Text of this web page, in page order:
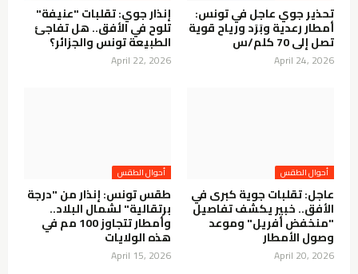
تحذير جوي عاجل في تونس:
أمطار رعدية وبَرَد ورياح قوية
تصل إلى 70 كلم/س
April 24, 2026
إنذار جوي: تقلبات "عنيفة"
تلوح في الأفق.. هل تفاجئ
الطبيعة تونس والجزائر؟
April 22, 2026
عاجل: تقلبات جوية كبرى في
الأفق.. خبير يكشف تفاصيل
"منخفض أفريل" وموعد
وصول الأمطار
April 20, 2026
طقس تونس: إنذار من "درجة
برتقالية" لشمال البلاد..
وأمطار تتجاوز 100 مم في
هذه الولايات
April 15, 2026